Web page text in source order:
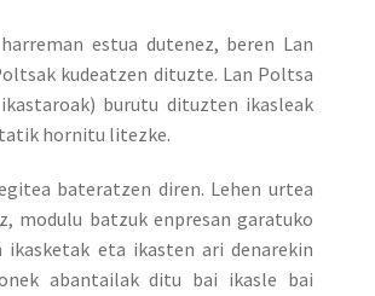
estua dutenez, beren Lan
kudeatzen dituzte. Lan Poltsa
burutu dituzten ikasleak
hornitu litezke.
bateratzen diren. Lehen urtea
modulu batzuk enpresan garatuko
eta ikasten ari denarekin
abantailak ditu bai ikasle bai